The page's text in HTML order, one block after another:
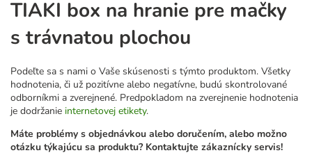
TIAKI box na hranie pre mačky
s trávnatou plochou
Podeľte sa s nami o Vaše skúsenosti s týmto produktom. Všetky
hodnotenia, či už pozitívne alebo negatívne, budú skontrolované
odborníkmi a zverejnené. Predpokladom na zverejnenie hodnotenia
je dodržanie internetovej etikety.
Máte problémy s objednávkou alebo doručením, alebo možno
otázku týkajúcu sa produktu? Kontaktujte zákaznícky servis!